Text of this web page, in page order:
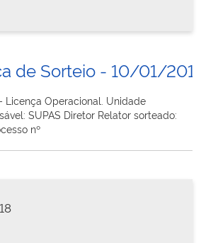
de Sorteio - 10/01/
– Licença Operacional. Unidade
SUPAS Diretor Relator sorteado:
nº